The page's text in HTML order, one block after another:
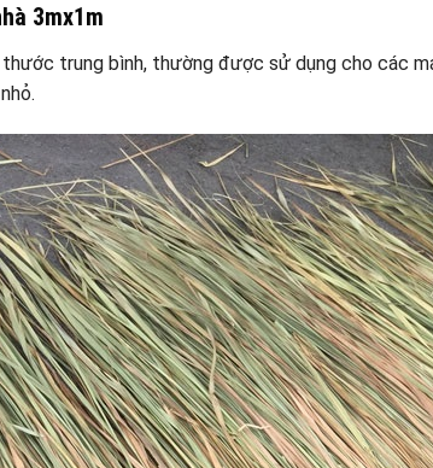
3mx1m
trung bình, thường được sử dụng cho các